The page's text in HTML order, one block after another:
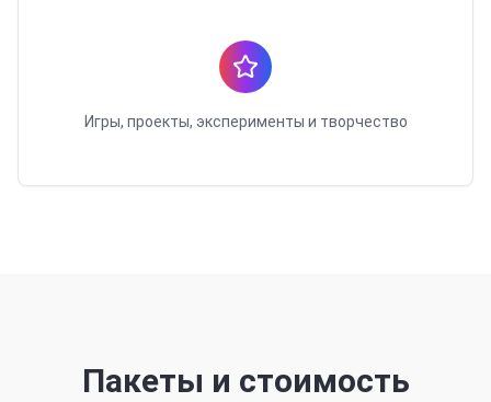
Игры, проекты, эксперименты и творчество
Пакеты и стоимость